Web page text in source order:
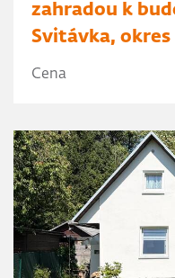
zahradou k
Svitávka, okres
Cena